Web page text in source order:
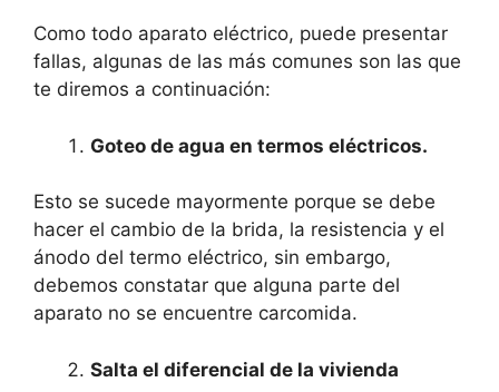
Como todo aparato eléctrico, puede presentar
fallas, algunas de las más comunes son las que
te diremos a continuación:
Goteo de agua en termos eléctricos.
Esto se sucede mayormente porque se debe
hacer el cambio de la brida, la resistencia y el
ánodo del termo eléctrico, sin embargo,
debemos constatar que alguna parte del
aparato no se encuentre carcomida.
Salta el diferencial de la vivienda